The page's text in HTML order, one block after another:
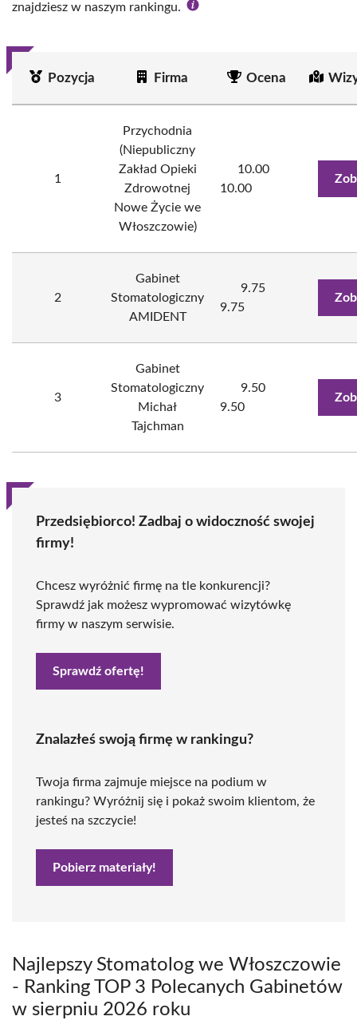
znajdziesz w naszym rankingu.
Pozycja Firma Ocena
1
Przychodnia
(Niepubliczny
Zakład Opieki
Zdrowotnej
Nowe Życie we
Włoszczowie)
10.00
10.00
2
Gabinet
Stomatologiczny
AMIDENT
9.75
9.75
3
Gabinet
Stomatologiczny
Michał
Tajchman
9.50
9.50
Przedsiębiorco! Zadbaj o widoczność swojej
firmy!
Chcesz wyróżnić firmę na tle konkurencji?
Sprawdź jak możesz wypromować wizytówkę
firmy w naszym serwisie.
Sprawdź ofertę!
Znalazłeś swoją firmę w rankingu?
Twoja firma zajmuje miejsce na podium w
rankingu? Wyróżnij się i pokaż swoim klientom, że
jesteś na szczycie!
Pobierz materiały!
Najlepszy Stomatolog we Włoszczowie
- Ranking TOP 3 Polecanych Gabinetów
w sierpniu 2026 roku